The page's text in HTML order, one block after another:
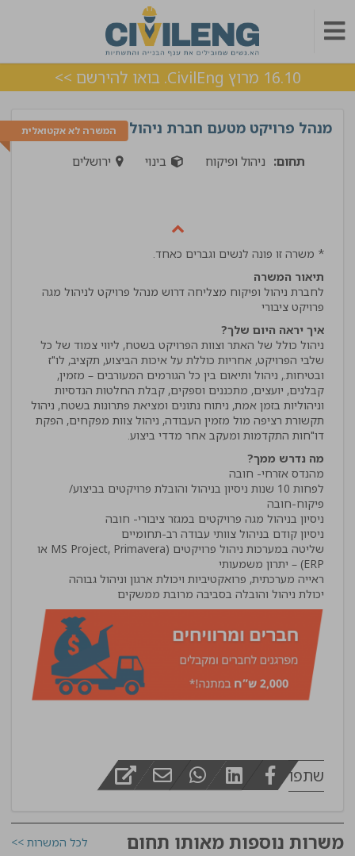
16.10 מרוץ CivilEng. בואו להירשם >>
המשרה לא אקטואליתמנהל פרויקט מטעם חברת ניהול ופיקוח
תחום: ניהול ופיקוח בינוי ירושלים
* משרה זו פונה לנשים וגברים כאחד.
תיאור המשרה
לחברת ניהול ופיקוח מצליחה דרוש מנהל פרויקט לניהול מגה
פרויקט ציבורי
איך יראה היום שלך?
ניהול כולל של האתר וצוות הפרויקט בשטח, ליווי צמוד של כל
שלבי הפרויקט, אחריות כוללת על איכות הביצוע, תקציב, לו"ז
ובטיחות., ניהול ותיאום בין כל הגורמים המעורבים – מזמין,
קבלנים, יועצים, מתכננים וספקים, קבלת החלטות הנדסיות
וניהוליות בזמן אמת, ניתוח נתונים ומציאת פתרונות בשטח, ניהול
תקשורת רציפה מול מזמין העבודה, ניהול צוות מפקחים, הפקת
דו"חות התקדמות ומעקב אחר מדדי ביצוע.
מה נדרש ממך?
לפחות 10 שנות ניסיון בניהול והובלת פרויקטים בביצוע/
שליטה במערכות ניהול פרויקטים (MS Project, Primavera או
יכולת ניהול והובלה בסביבה מרובת ממשקים
שתפו
משרות נוספות מאותו תחום לכל המשרות >>